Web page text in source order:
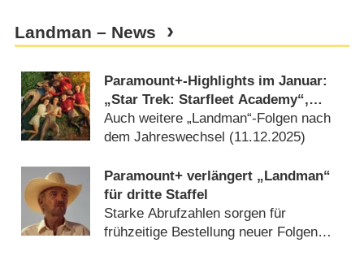
Landman – News
Paramount+-Highlights im Januar:
„Star Trek: Starfleet Academy“,
„School Spirits“ und „Die nackte
Kanone“
Auch weitere „Landman“-Folgen nach
dem Jahreswechsel (11.12.2025)
Paramount+ verlängert „Landman“
für dritte Staffel
Starke Abrufzahlen sorgen für
frühzeitige Bestellung neuer Folgen